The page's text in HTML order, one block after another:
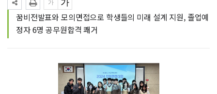
꿈비전발표와 모의면접으로 학생들의 미래 설계 지원, 졸업예
정자 6명 공무원합격 쾌거